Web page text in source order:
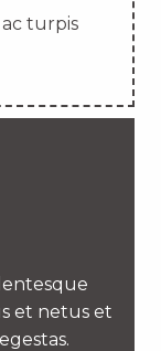
turpis
et netus et